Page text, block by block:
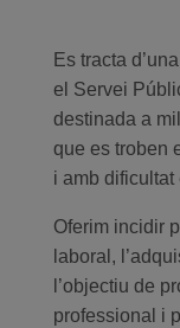
Es tracta
el Servei
destinada a
que es troben
i amb dificultat
Oferim incidir
laboral,
l’objectiu de
professional i